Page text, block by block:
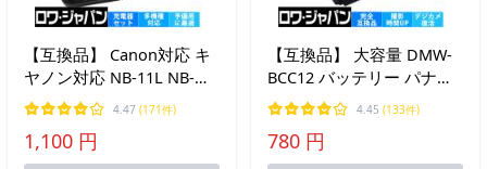
【互換品】 Canon対応 キ
ヤノン対応 NB-11L NB-
11LH バッテリー と USB
マルチ充電器 ロワジャパ
ン
4.47 (171件)
1,100 円
【互換品】 大容量 DMW-
BCC12 バッテリー パナソ
ニック対応 DMC-FS FX シ
リーズ 対応 電池ケース付
き ロワジャパン
4.45 (133件)
780 円